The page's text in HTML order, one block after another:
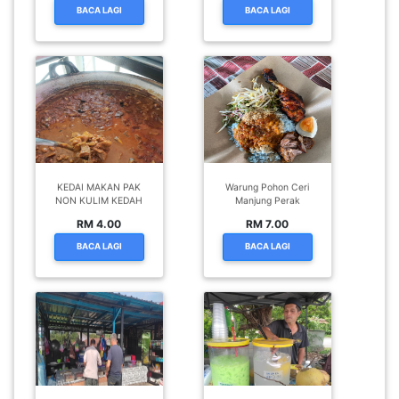
BACA LAGI BACA LAGI
KEDAI MAKAN PAK
NON KULIM KEDAH
RM 4.00
BACA LAGI
Warung Pohon Ceri
Manjung Perak
RM 7.00
BACA LAGI